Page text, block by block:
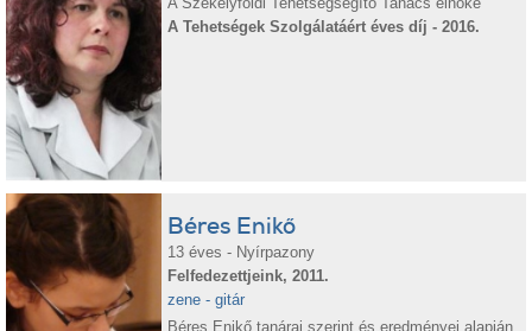
A Tehetségek Szolgálatáért éves díj - 2016.
Béres Enikő
13 éves - Nyírpazony
Felfedezettjeink, 2011.
zene - gitár
Béres Enikő tanárai szerint és eredményei alapján